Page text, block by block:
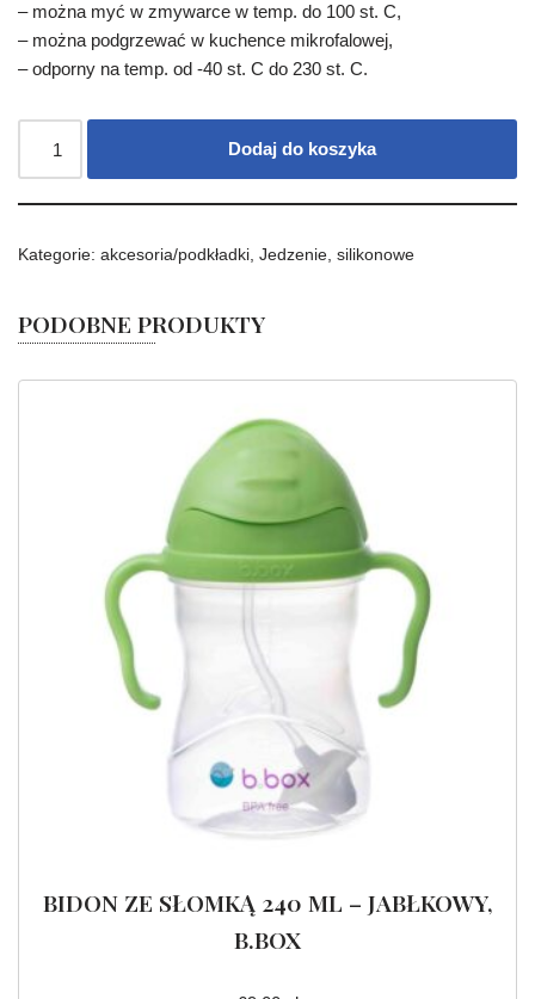
– można myć w zmywarce w temp. do 100 st. C,
– można podgrzewać w kuchence mikrofalowej,
– odporny na temp. od -40 st. C do 230 st. C.
Dodaj do koszyka
Kategorie: akcesoria/podkładki, Jedzenie, silikonowe
PODOBNE PRODUKTY
BIDON ZE SŁOMKĄ 240 ML – JABŁKOWY,
B.BOX